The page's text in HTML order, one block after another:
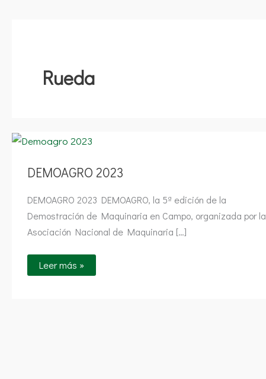
Rueda
DEMOAGRO 2023
DEMOAGRO 2023 DEMOAGRO, la 5ª edición de la
Demostración de Maquinaria en Campo, organizada por la
Asociación Nacional de Maquinaria […]
DEMOAGRO
2023
Leer más »